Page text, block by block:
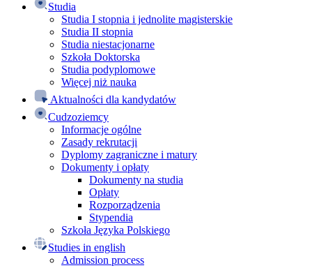
Studia
Studia I stopnia i jednolite magisterskie
Studia II stopnia
Studia niestacjonarne
Szkoła Doktorska
Studia podyplomowe
Więcej niż nauka
Aktualności dla kandydatów
Cudzoziemcy
Informacje ogólne
Zasady rekrutacji
Dyplomy zagraniczne i matury
Dokumenty i opłaty
Dokumenty na studia
Opłaty
Rozporządzenia
Stypendia
Szkoła Języka Polskiego
Studies in english
Admission process